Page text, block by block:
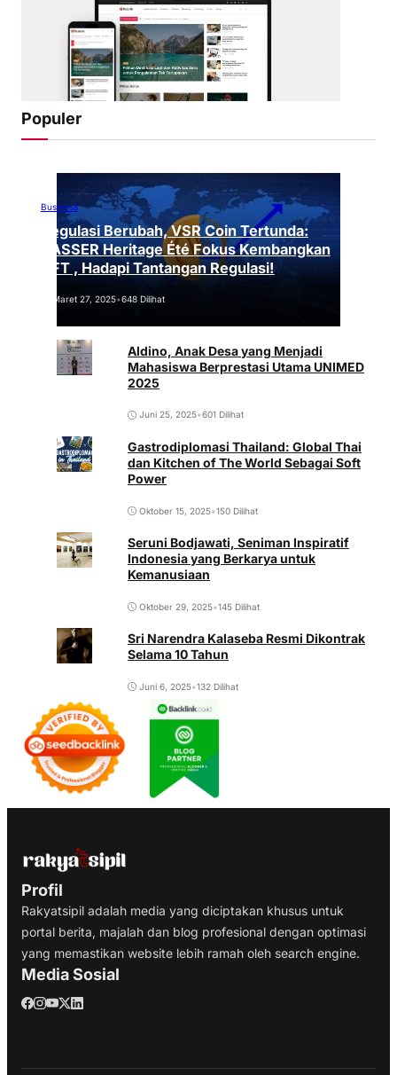
Populer
Business
Regulasi Berubah, VSR Coin Tertunda:
VASSER Heritage Été Fokus Kembangkan
NFT , Hadapi Tantangan Regulasi!
Maret 27, 2025•648 Dilihat
Aldino, Anak Desa yang Menjadi
Mahasiswa Berprestasi Utama UNIMED
2025
Juni 25, 2025•601 Dilihat
Gastrodiplomasi Thailand: Global Thai
dan Kitchen of The World Sebagai Soft
Power
Oktober 15, 2025•150 Dilihat
Seruni Bodjawati, Seniman Inspiratif
Indonesia yang Berkarya untuk
Kemanusiaan
Oktober 29, 2025•145 Dilihat
Sri Narendra Kalaseba Resmi Dikontrak
Selama 10 Tahun
Juni 6, 2025•132 Dilihat
Profil
Rakyatsipil adalah media yang diciptakan khusus untuk
portal berita, majalah dan blog profesional dengan optimasi
yang memastikan website lebih ramah oleh search engine.
Media Sosial